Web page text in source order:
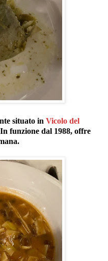
situato in Vicolo del
funzione dal 1988, offre